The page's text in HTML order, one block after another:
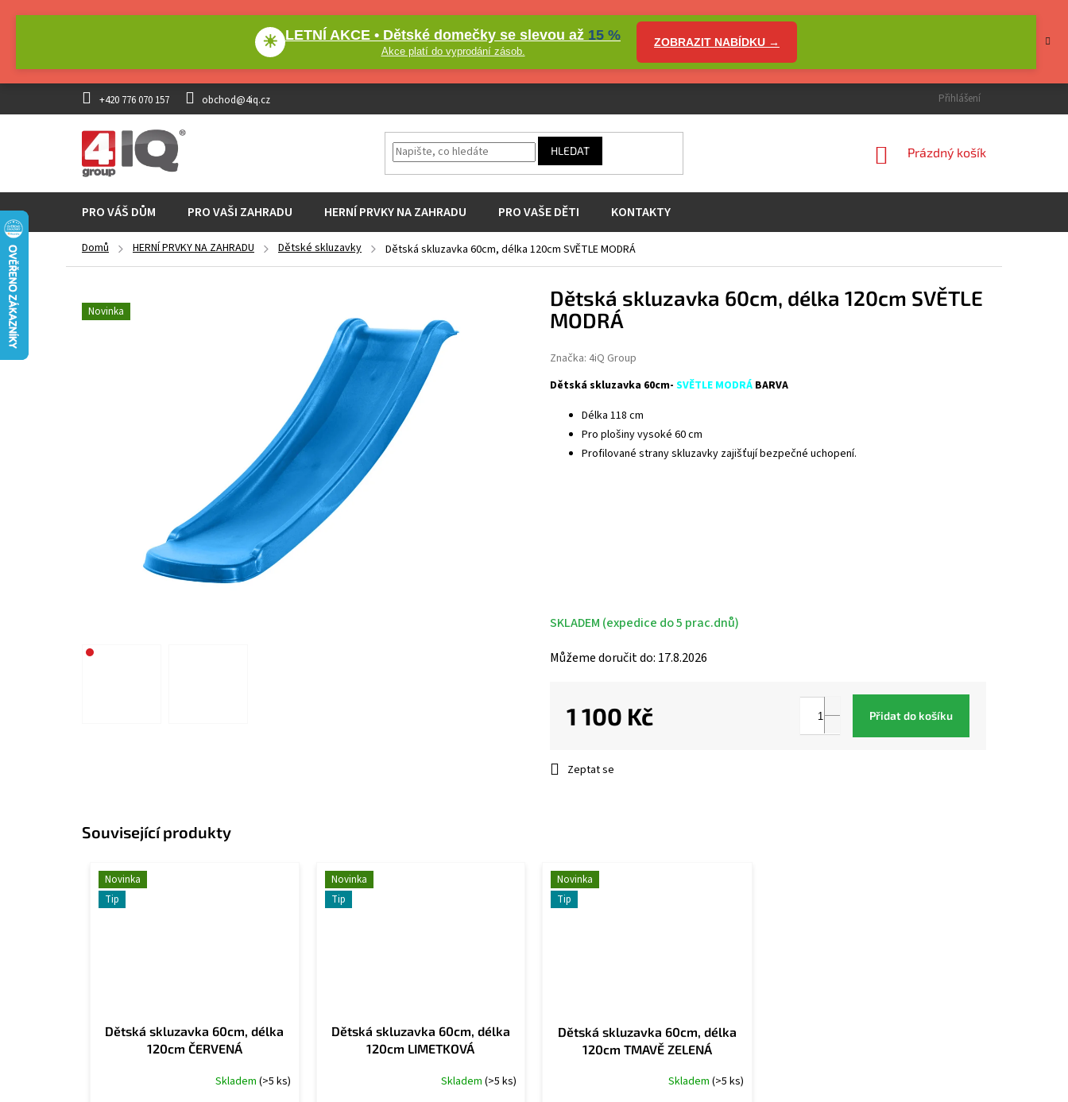
☀ LETNÍ AKCE • Dětské domečky se slevou až 15 %
Akce platí do vyprodání zásob.
ZOBRAZIT NABÍDKU →
+420 776 070 157 obchod@4iq.cz Přihlášení
HLEDAT
NÁKUPNÍ
Prázdný košík
PRO VÁŠ DŮM PRO VAŠI ZAHRADU HERNÍ PRVKY NA ZAHRADU PRO VAŠE DĚTI KONTAKTY
Domů HERNÍ PRVKY NA ZAHRADU Dětské skluzavky Dětská skluzavka 60cm, délka 120cm SVĚTLE MODRÁ
Novinka
Dětská skluzavka 60cm- SVĚTLE MODRÁ BARVA
Délka 118 cm
Pro plošiny vysoké 60 cm
Profilované strany skluzavky zajišťují bezpečné uchopení.
Zeptat se
Můžeme doručit do: 17.8.2026
SKLADEM (expedice do 5 prac.dnů)
1 100 Kč Přidat do košíku
Dětská skluzavka 60cm, délka 120cm SVĚTLE
MODRÁ
Značka: 4iQ Group
Související produkty
Novinka
Tip
Dětská skluzavka 60cm, délka
120cm ČERVENÁ
Skladem (>5 ks)
Novinka
Tip
Dětská skluzavka 60cm, délka
120cm LIMETKOVÁ
Skladem (>5 ks)
Novinka
Tip
Dětská skluzavka 60cm, délka
120cm TMAVĚ ZELENÁ
Skladem (>5 ks)